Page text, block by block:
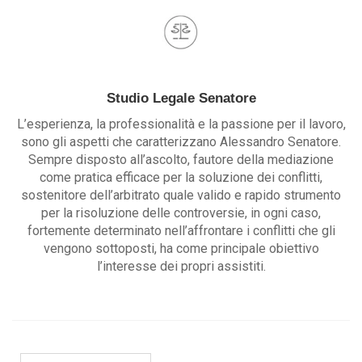
Studio Legale Senatore
L’esperienza, la professionalità e la passione per il lavoro,
sono gli aspetti che caratterizzano Alessandro Senatore.
Sempre disposto all’ascolto, fautore della mediazione
come pratica efficace per la soluzione dei conflitti,
sostenitore dell’arbitrato quale valido e rapido strumento
per la risoluzione delle controversie, in ogni caso,
fortemente determinato nell’affrontare i conflitti che gli
vengono sottoposti, ha come principale obiettivo
l’interesse dei propri assistiti.